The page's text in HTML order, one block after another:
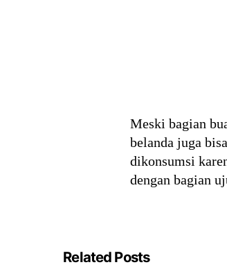
Meski bagian
belanda juga
dikonsumsi
dengan bagian
Related Posts